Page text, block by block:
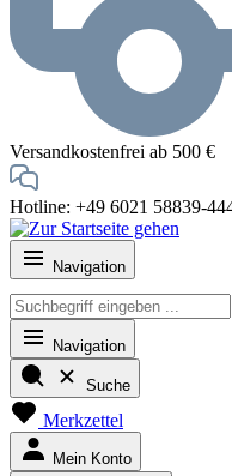
Versandkostenfrei ab 500 €
Hotline: +49 6021 58839-
Navigation
Navigation
Suche
Merkzettel
Mein Konto